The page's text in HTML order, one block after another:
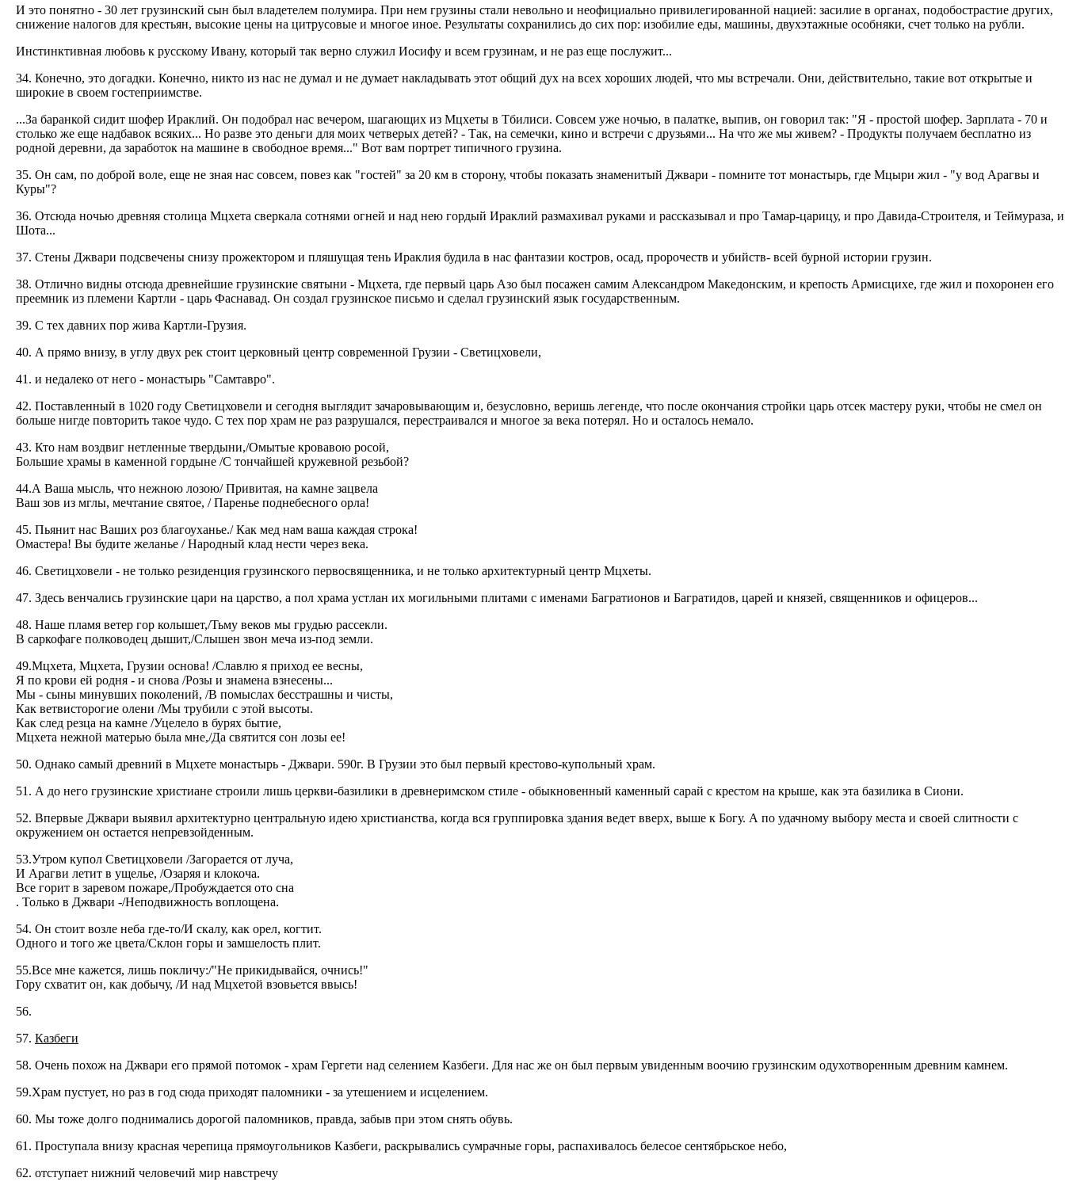
И это понятно - 30 лет грузинский сын был владетелем полумира. При нем грузины стали невольно и неофициально привилегированной нацией: засилие в органах, подобострастие других,
снижение налогов для крестьян, высокие цены на цитрусовые и многое иное. Результаты сохранились до сих пор: изобилие еды, машины, двухэтажные особняки, счет только на рубли.
Инстинктивная любовь к русскому Ивану, который так верно служил Иосифу и всем грузинам, и не раз еще послужит...
34. Конечно, это догадки. Конечно, никто из нас не думал и не думает накладывать этот общий дух на всех хороших людей, что мы встречали. Они, действительно, такие вот открытые и
широкие в своем гостеприимстве.
...За баранкой сидит шофер Ираклий. Он подобрал нас вечером, шагающих из Мцхеты в Тбилиси. Совсем уже ночью, в палатке, выпив, он говорил так: "Я - простой шофер. Зарплата - 70 и
столько же еще надбавок всяких... Но разве это деньги для моих четверых детей? - Так, на семечки, кино и встречи с друзьями... На что же мы живем? - Продукты получаем бесплатно из
родной деревни, да заработок на машине в свободное время..." Вот вам портрет типичного грузина.
35. Он сам, по доброй воле, еще не зная нас совсем, повез как "гостей" за 20 км в сторону, чтобы показать знаменитый Джвари - помните тот монастырь, где Мцыри жил - "у вод Арагвы и
Куры"?
36. Отсюда ночью древняя столица Мцхета сверкала сотнями огней и над нею гордый Ираклий размахивал руками и рассказывал и про Тамар-царицу, и про Давида-Строителя, и Теймураза, и
Шота...
37. Стены Джвари подсвечены снизу прожектором и пляшущая тень Ираклия будила в нас фантазии костров, осад, пророчеств и убийств- всей бурной истории грузин.
38. Отлично видны отсюда древнейшие грузинские святыни - Мцхета, где первый царь Азо был посажен самим Александром Македонским, и крепость Армисцихе, где жил и похоронен его
преемник из племени Картли - царь Фаснавад. Он создал грузинское письмо и сделал грузинский язык государственным.
39. С тех давних пор жива Картли-Грузия.
40. А прямо внизу, в углу двух рек стоит церковный центр современной Грузии - Светицховели,
41. и недалеко от него - монастырь "Самтавро".
42. Поставленный в 1020 году Светицховели и сегодня выглядит зачаровывающим и, безусловно, веришь легенде, что после окончания стройки царь отсек мастеру руки, чтобы не смел он
больше нигде повторить такое чудо. С тех пор храм не раз разрушался, перестраивался и многое за века потерял. Но и осталось немало.
43. Кто нам воздвиг нетленные твердыни,/Омытые кровавою росой,
Большие храмы в каменной гордыне /С тончайшей кружевной резьбой?
44.А Ваша мысль, что нежною лозою/ Привитая, на камне зацвела
Ваш зов из мглы, мечтание святое, / Паренье поднебесного орла!
45. Пьянит нас Ваших роз благоуханье./ Как мед нам ваша каждая строка!
Омастера! Вы будите желанье / Народный клад нести через века.
46. Светицховели - не только резиденция грузинского первосвященника, и не только архитектурный центр Мцхеты.
47. Здесь венчались грузинские цари на царство, а пол храма устлан их могильными плитами с именами Багратионов и Багратидов, царей и князей, священников и офицеров...
48. Наше пламя ветер гор колышет,/Тьму веков мы грудью рассекли.
В саркофаге полководец дышит,/Слышен звон меча из-под земли.
49.Мцхета, Мцхета, Грузии основа! /Славлю я приход ее весны,
Я по крови ей родня - и снова /Розы и знамена взнесены...
Мы - сыны минувших поколений, /В помыслах бесстрашны и чисты,
Как ветвисторогие олени /Мы трубили с этой высоты.
Как след резца на камне /Уцелело в бурях бытие,
Мцхета нежной матерью была мне,/Да святится сон лозы ее!
50. Однако самый древний в Мцхете монастырь - Джвари. 590г. В Грузии это был первый крестово-купольный храм.
51. А до него грузинские христиане строили лишь церкви-базилики в древнеримском стиле - обыкновенный каменный сарай с крестом на крыше, как эта базилика в Сиони.
52. Впервые Джвари выявил архитектурно центральную идею христианства, когда вся группировка здания ведет вверх, выше к Богу. А по удачному выбору места и своей слитности с
окружением он остается непревзойденным.
53.Утром купол Светицховели /Загорается от луча,
И Арагви летит в ущелье, /Озаряя и клокоча.
Все горит в заревом пожаре,/Пробуждается ото сна
. Только в Джвари -/Неподвижность воплощена.
54. Он стоит возле неба где-то/И скалу, как орел, когтит.
Одного и того же цвета/Склон горы и замшелость плит.
55.Все мне кажется, лишь покличу:/"Не прикидывайся, очнись!"
Гору схватит он, как добычу, /И над Мцхетой взовьется ввысь!
56.
57. Казбеги
58. Очень похож на Джвари его прямой потомок - храм Гергети над селением Казбеги. Для нас же он был первым увиденным воочию грузинским одухотворенным древним камнем.
59.Храм пустует, но раз в год сюда приходят паломники - за утешением и исцелением.
60. Мы тоже долго поднимались дорогой паломников, правда, забыв при этом снять обувь.
61. Проступала внизу красная черепица прямоугольников Казбеги, раскрывались сумрачные горы, распахивалось белесое сентябрьское небо,
62. отступает нижний человечий мир навстречу